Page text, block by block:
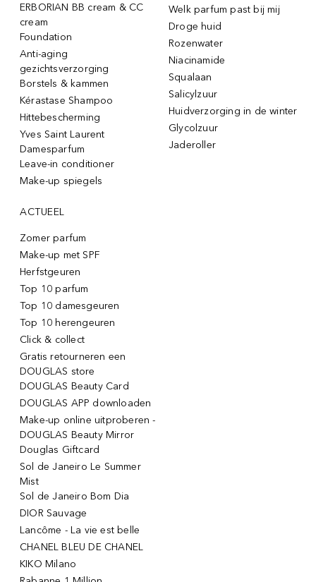
ERBORIAN BB cream & CC
cream
Foundation
Anti-aging
gezichtsverzorging
Borstels & kammen
Kérastase Shampoo
Hittebescherming
Yves Saint Laurent
Damesparfum
Leave-in conditioner
Make-up spiegels
Welk parfum past bij mij
Droge huid
Rozenwater
Niacinamide
Squalaan
Salicylzuur
Huidverzorging in de winter
Glycolzuur
Jaderoller
ACTUEEL
Zomer parfum
Make-up met SPF
Herfstgeuren
Top 10 parfum
Top 10 damesgeuren
Top 10 herengeuren
Click & collect
Gratis retourneren een
DOUGLAS store
DOUGLAS Beauty Card
DOUGLAS APP downloaden
Make-up online uitproberen -
DOUGLAS Beauty Mirror
Douglas Giftcard
Sol de Janeiro Le Summer
Mist
Sol de Janeiro Bom Dia
DIOR Sauvage
Lancôme - La vie est belle
CHANEL BLEU DE CHANEL
KIKO Milano